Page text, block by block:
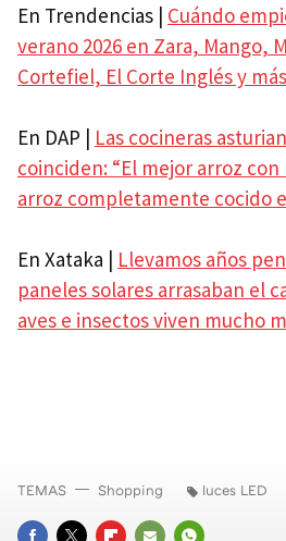
En Trendencias | Cuándo
verano 2026 en Zara, Mango,
Cortefiel, El Corte Inglés y más
En DAP | Las cocineras
coinciden: “El mejor arroz
arroz completamente cocido
En Xataka | Llevamos años
paneles solares arrasaban el
aves e insectos viven mucho
TEMAS Shopping luces LED